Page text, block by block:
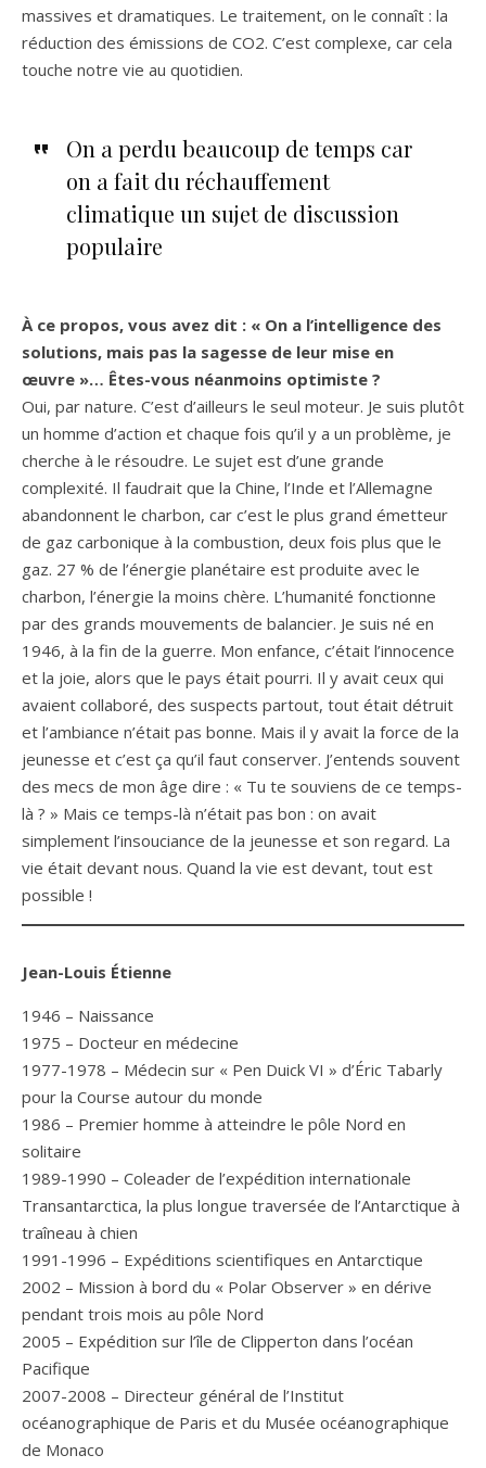
massives et dramatiques. Le traitement, on le connaît : la
réduction des émissions de CO2. C’est complexe, car cela
touche notre vie au quotidien.
On a perdu beaucoup de temps car
on a fait du réchauffement
climatique un sujet de discussion
populaire
À ce propos, vous avez dit : « On a l’intelligence des
solutions, mais pas la sagesse de leur mise en
œuvre »… Êtes-vous néanmoins optimiste ?
Oui, par nature. C’est d’ailleurs le seul moteur. Je suis plutôt
un homme d’action et chaque fois qu’il y a un problème, je
cherche à le résoudre. Le sujet est d’une grande
complexité. Il faudrait que la Chine, l’Inde et l’Allemagne
abandonnent le charbon, car c’est le plus grand émetteur
de gaz carbonique à la combustion, deux fois plus que le
gaz. 27 % de l’énergie planétaire est produite avec le
charbon, l’énergie la moins chère. L’humanité fonctionne
par des grands mouvements de balancier. Je suis né en
1946, à la fin de la guerre. Mon enfance, c’était l’innocence
et la joie, alors que le pays était pourri. Il y avait ceux qui
avaient collaboré, des suspects partout, tout était détruit
et l’ambiance n’était pas bonne. Mais il y avait la force de la
jeunesse et c’est ça qu’il faut conserver. J’entends souvent
des mecs de mon âge dire : « Tu te souviens de ce temps-
là ? » Mais ce temps-là n’était pas bon : on avait
simplement l’insouciance de la jeunesse et son regard. La
vie était devant nous. Quand la vie est devant, tout est
possible !
Jean-Louis Étienne
1946 – Naissance
1975 – Docteur en médecine
1977-1978 – Médecin sur « Pen Duick VI » d’Éric Tabarly
pour la Course autour du monde
1986 – Premier homme à atteindre le pôle Nord en
solitaire
1989-1990 – Coleader de l’expédition internationale
Transantarctica, la plus longue traversée de l’Antarctique à
traîneau à chien
1991-1996 – Expéditions scientifiques en Antarctique
2002 – Mission à bord du « Polar Observer » en dérive
pendant trois mois au pôle Nord
2005 – Expédition sur l’île de Clipperton dans l’océan
Pacifique
2007-2008 – Directeur général de l’Institut
océanographique de Paris et du Musée océanographique
de Monaco